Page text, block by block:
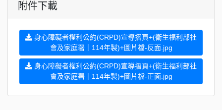
附件下載
身心障礙者權利公約(CRPD)宣導摺頁+(衛生福利部社
會及家庭署｜114年製)+圖片檔-反面.jpg
身心障礙者權利公約(CRPD)宣導摺頁+(衛生福利部社
會及家庭署｜114年製)+圖片檔-正面.jpg